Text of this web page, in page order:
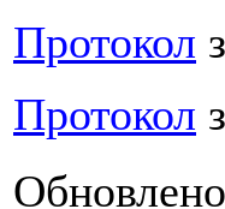
Протокол
Протокол